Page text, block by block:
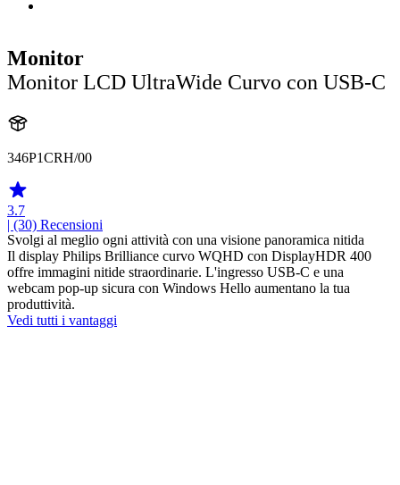
Monitor
Monitor LCD UltraWide Curvo con USB-C
346P1CRH/00
3.7
| (30) Recensioni
Svolgi al meglio ogni attività con una visione panoramica nitida
Il display Philips Brilliance curvo WQHD con DisplayHDR 400
offre immagini nitide straordinarie. L'ingresso USB-C e una
webcam pop-up sicura con Windows Hello aumentano la tua
produttività.
Vedi tutti i vantaggi